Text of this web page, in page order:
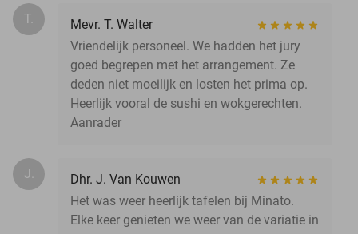
T.
Mevr. T. Walter
Vriendelijk personeel. We hadden het jury
goed begrepen met het arrangement. Ze
deden niet moeilijk en losten het prima op.
Heerlijk vooral de sushi en wokgerechten.
Aanrader
J.
Dhr. J. Van Kouwen
Het was weer heerlijk tafelen bij Minato.
Elke keer genieten we weer van de variatie in